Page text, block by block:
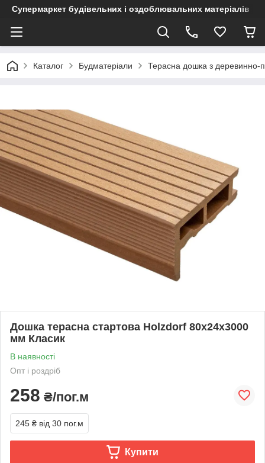
Супермаркет будівельних і оздоблювальних матеріалів
Каталог Будматеріали Терасна дошка з деревинно-
Дошка терасна стартова Holzdorf 80х24х3000
мм Класик
В наявності
Опт і роздріб
258 ₴/пог.м
245 ₴ від 30 пог.м
Купити